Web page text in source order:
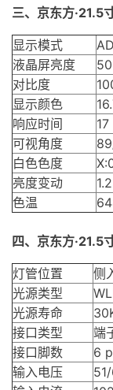
三、 京东方·21.5
显示模式
液晶屏亮度
对比度
显示颜色
响应时间
可视角度
白色色度
亮度变动
色温
四、 京东方·21.5
灯管位置
侧
光源类型
光源寿命
接口类型
端
接口脚数
6
输入电压